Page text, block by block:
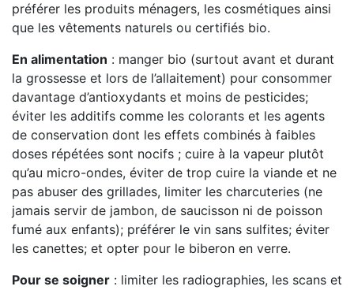
préférer les produits ménagers, les cosmétiques ainsi
que les vêtements naturels ou certifiés bio.
En alimentation : manger bio (surtout avant et durant
la grossesse et lors de l’allaitement) pour consommer
davantage d’antioxydants et moins de pesticides;
éviter les additifs comme les colorants et les agents
de conservation dont les effets combinés à faibles
doses répétées sont nocifs ; cuire à la vapeur plutôt
qu’au micro-ondes, éviter de trop cuire la viande et ne
pas abuser des grillades, limiter les charcuteries (ne
jamais servir de jambon, de saucisson ni de poisson
fumé aux enfants); préférer le vin sans sulfites; éviter
les canettes; et opter pour le biberon en verre.
Pour se soigner : limiter les radiographies, les scans et